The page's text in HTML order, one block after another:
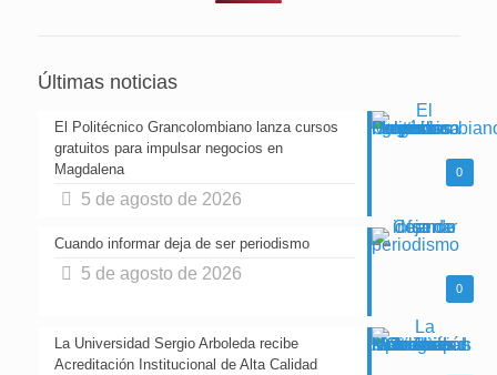
Últimas noticias
0
El Politécnico Grancolombiano lanza cursos
gratuitos para impulsar negocios en
Magdalena
5 de agosto de 2026
0
Cuando informar deja de ser periodismo
5 de agosto de 2026
La Universidad Sergio Arboleda recibe
Acreditación Institucional de Alta Calidad